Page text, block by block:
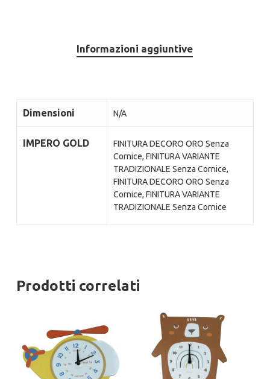
Informazioni aggiuntive
Dimensioni N/A
IMPERO GOLD
FINITURA DECORO ORO Senza
Cornice, FINITURA VARIANTE
TRADIZIONALE Senza Cornice,
FINITURA DECORO ORO Senza
Cornice, FINITURA VARIANTE
TRADIZIONALE Senza Cornice
Prodotti correlati